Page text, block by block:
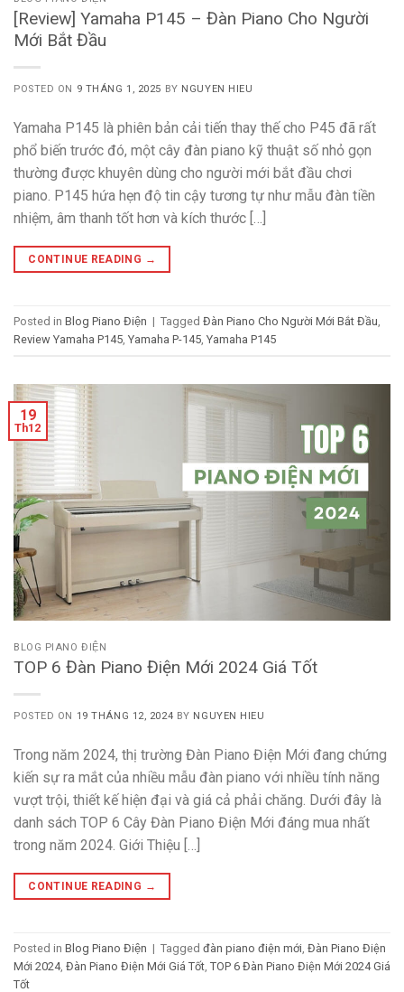
[Review] Yamaha P145 – Đàn Piano Cho Người
Mới Bắt Đầu
POSTED ON 9 THÁNG 1, 2025 BY NGUYEN HIEU
Yamaha P145 là phiên bản cải tiến thay thế cho P45 đã rất
phổ biến trước đó, một cây đàn piano kỹ thuật số nhỏ gọn
thường được khuyên dùng cho người mới bắt đầu chơi
piano. P145 hứa hẹn độ tin cậy tương tự như mẫu đàn tiền
nhiệm, âm thanh tốt hơn và kích thước […]
CONTINUE READING →
Posted in Blog Piano Điện | Tagged Đàn Piano Cho Người Mới Bắt Đầu
Review Yamaha P145 Yamaha P-145 Yamaha P145
19
Th12
BLOG PIANO ĐIỆN
TOP 6 Đàn Piano Điện Mới 2024 Giá Tốt
POSTED ON 19 THÁNG 12, 2024 BY NGUYEN HIEU
Trong năm 2024, thị trường Đàn Piano Điện Mới đang chứng
kiến sự ra mắt của nhiều mẫu đàn piano với nhiều tính năng
vượt trội, thiết kế hiện đại và giá cả phải chăng. Dưới đây là
danh sách TOP 6 Cây Đàn Piano Điện Mới đáng mua nhất
trong năm 2024. Giới Thiệu […]
CONTINUE READING →
Posted in Blog Piano Điện | Tagged đàn piano điện mới Đàn Piano Điện
Mới 2024, Đàn Piano Điện Mới Giá Tốt TOP 6 Đàn Piano Điện Mới 2024 Giá
Tốt